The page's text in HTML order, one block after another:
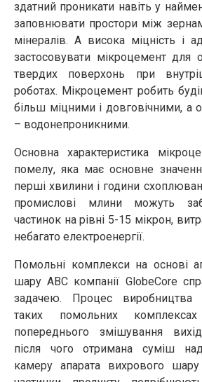
здатний проникати навіть у
заповнювати простори між
мінералів. А висока міцність і
застосовувати мікроцемент для
твердих поверхонь при
роботах. Мікроцемент робить
більш міцними і довговічними, а
– водонепроникними.
Основна характеристика
помелу, яка має основне
перші хвилини і години
промислові млини можуть
частинок на рівні 5-15 мікрон,
небагато електроенергії.
Помольні комплекси на основі
шару АВС компанії GlobeCore
задачею. Процес виробництва
таких помольних
попереднього змішування
після чого отримана суміш
камеру апарата вихрового